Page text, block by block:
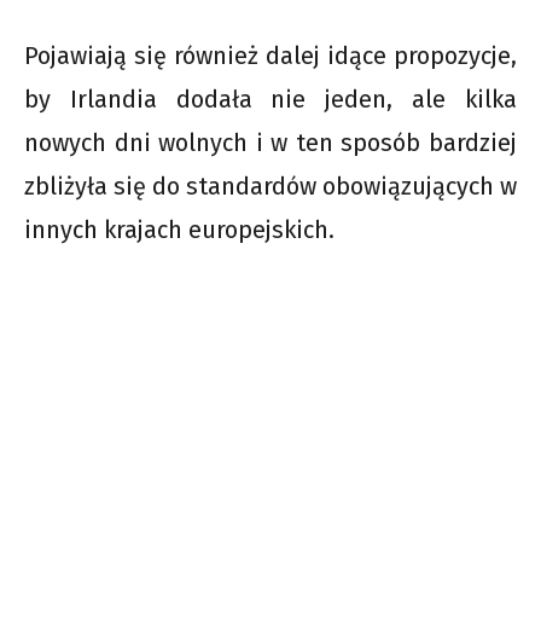
Pojawiają się również dalej idące propozycje,
by Irlandia dodała nie jeden, ale kilka
nowych dni wolnych i w ten sposób bardziej
zbliżyła się do standardów obowiązujących w
innych krajach europejskich.